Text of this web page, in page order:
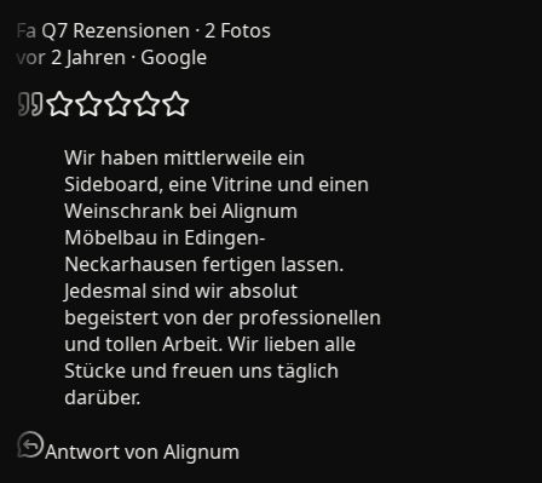
Fa Q7 Rezensionen · 2 Fotos
vor 2 Jahren· Google
Wir haben mittlerweile ein
Sideboard, eine Vitrine und einen
Weinschrank bei Alignum
Möbelbau in Edingen-
Neckarhausen fertigen lassen.
Jedesmal sind wir absolut
begeistert von der professionellen
und tollen Arbeit. Wir lieben alle
Stücke und freuen uns täglich
darüber.
Antwort von Alignum